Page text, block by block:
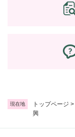
現在地 トップページ >
興